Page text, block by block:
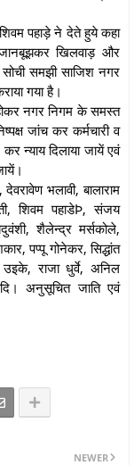
पहाड़े ने देते हुये कहा
खिलवाड़ और
सोची समझी साजिश नगर
गया है।
नगर निगम के समस्त
जांच कर कर्मचारी व
न्याय दिलाया जायें एवं
भलावी, बालाराम
शिवम पहाडेÞ, संजय
शैलेन्द्र मर्सकोले,
पप्पू गोनेकर, सिद्धांत
राजा धुर्वे, अनिल
अनुसूचित जाति एवं
NEWER